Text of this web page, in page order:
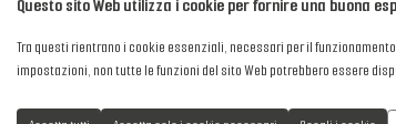
Privacy Policy
Cookies
Questo sito Web utilizza i cookie per fornire una buona
Tra questi rientrano i cookie essenziali, necessari per il
impostazioni, non tutte le funzioni del sito Web potrebbero essere